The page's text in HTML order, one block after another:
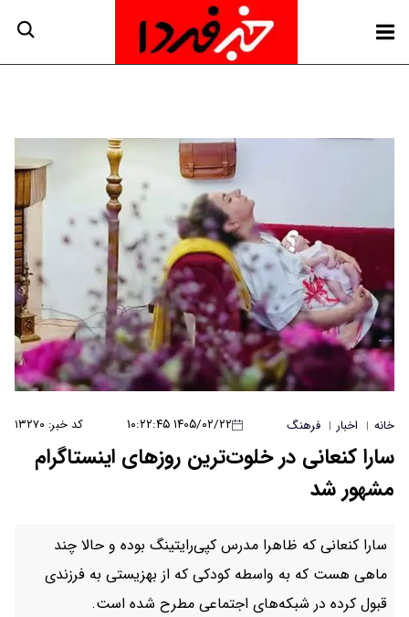
خانه | اخبار | فرهنگ ۱۴۰۵/۰۲/۲۲ ۱۰:۲۲:۴۵ کد خبر: ۱۳۲۷۰
سارا کنعانی در خلوت‌ترین روزهای اینستاگرام
مشهور شد
سارا کنعانی که ظاهرا مدرس کپی‌رایتینگ بوده و حالا چند
ماهی هست که به واسطه کودکی که از بهزیستی به فرزندی
قبول کرده در شبکه‌های اجتماعی مطرح شده است.